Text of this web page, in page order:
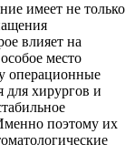
имеет не только
влияет на
место
операционные
для хирургов и
поэтому их